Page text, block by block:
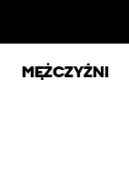
MĘŻCZYŹNI